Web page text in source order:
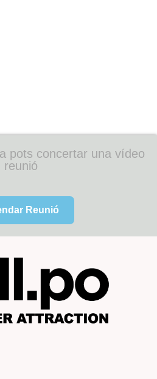
pots concertar una vídeo
reunió
Reunió